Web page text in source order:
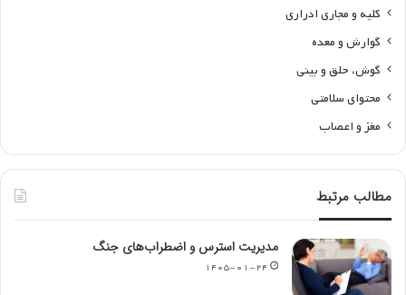
کلیه و مجاری ادراری
گوارش و معده
گوش، حلق و بینی
محتوای سلامتی
مغز و اعصاب
مطالب مرتبط
مدیریت استرس و اضطراب‌های جنگ
۱۴۰۵-۰۱-۲۴